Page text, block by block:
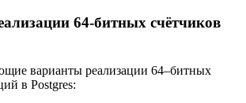
64-битных счётчиков
варианты реализации 64–битных
в Postgres: